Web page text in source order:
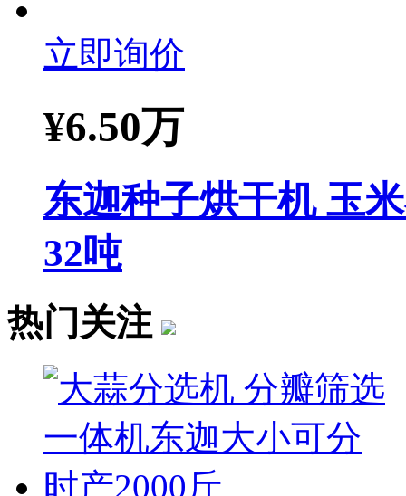
立即询价
¥6.50万
东迦种子烘干机 玉
32吨
热门关注